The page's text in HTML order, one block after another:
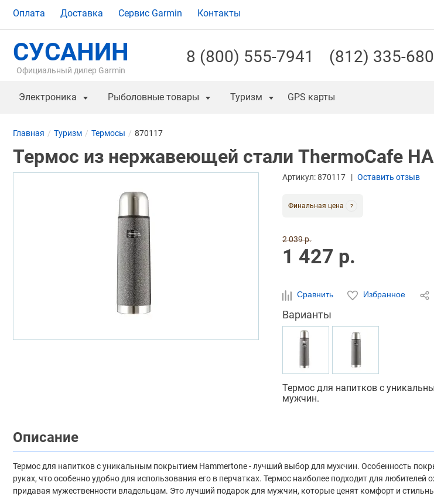
Оплата Доставка Сервис Garmin Контакты
СУСАНИН
Официальный дилер Garmin
8 (800) 555-7941 (812) 335-
Электроника Рыболовные товары Туризм GPS карты
Главная Туризм Термосы 870117
Термос из нержавеющей стали ThermoCafe
Артикул:870117 Оставить отзыв
Финальная цена ?
2 039 р.
1 427 р.
Сравнить Избранное
Варианты
Термос для напитков с
мужчин.
Описание
Термос для напитков с уникальным покрытием Hammertone - лучший выбор для мужчин. Особенность
руках, что особенно удобно для использования его в перчатках. Термос наиболее подходит для
придавая мужественности владельцам. Это лучший подарок для мужчин, которые ценят комфорт и